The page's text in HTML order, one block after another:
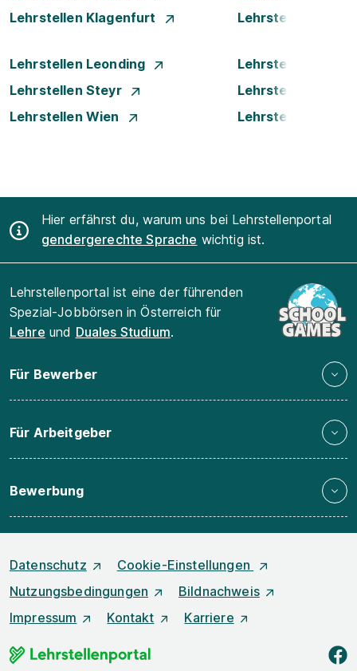
Lehrstellen Klagenfurt
Lehrstellen
Lehrstellen Leonding
Lehrstellen Linz
Lehrstellen Steyr
Lehrstellen Traun
Lehrstellen Wien
Lehrstellen
Hier erfährst du, warum uns bei Lehrstellenportal
gendergerechte Sprache wichtig ist.
Lehrstellenportal ist eine der führenden
Spezial-Jobbörsen in Österreich für
Lehre und Duales Studium.
Für Bewerber
Für Arbeitgeber
Bewerbung
Datenschutz
Cookie-Einstellungen
Nutzungsbedingungen
Bildnachweis
Impressum
Kontakt Karriere